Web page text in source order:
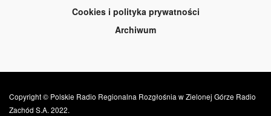
Cookies i polityka prywatności
Archiwum
Copyright © Polskie Radio Regionalna Rozgłośnia w Zielonej Górze Radio
Zachód S.A. 2022.